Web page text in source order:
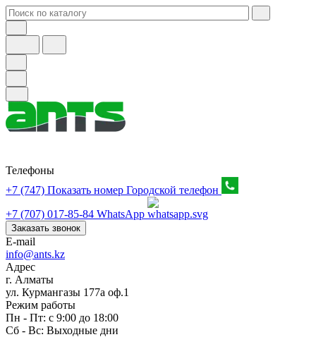
Телефоны
+7 (747) Показать номер Городской телефон
+7 (707) 017-85-84 WhatsApp
Заказать звонок
E-mail
info@ants.kz
Адрес
г. Алматы
ул. Курмангазы 177а оф.1
Режим работы
Пн - Пт: с 9:00 до 18:00
Сб - Вс: Выходные дни